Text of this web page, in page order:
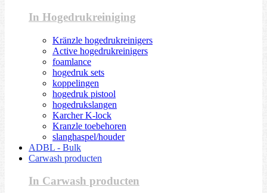
In Hogedrukreiniging
Kränzle hogedrukreinigers
Active hogedrukreinigers
foamlance
hogedruk sets
koppelingen
hogedruk pistool
hogedrukslangen
Karcher K-lock
Kranzle toebehoren
slanghaspel/houder
ADBL - Bulk
Carwash producten
In Carwash producten